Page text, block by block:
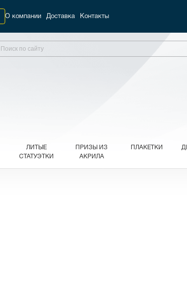
О компании Доставка Контакты
ЛИТЫЕ
СТАТУЭТКИ
ПРИЗЫ ИЗ
АКРИЛА
ПЛАКЕТКИ